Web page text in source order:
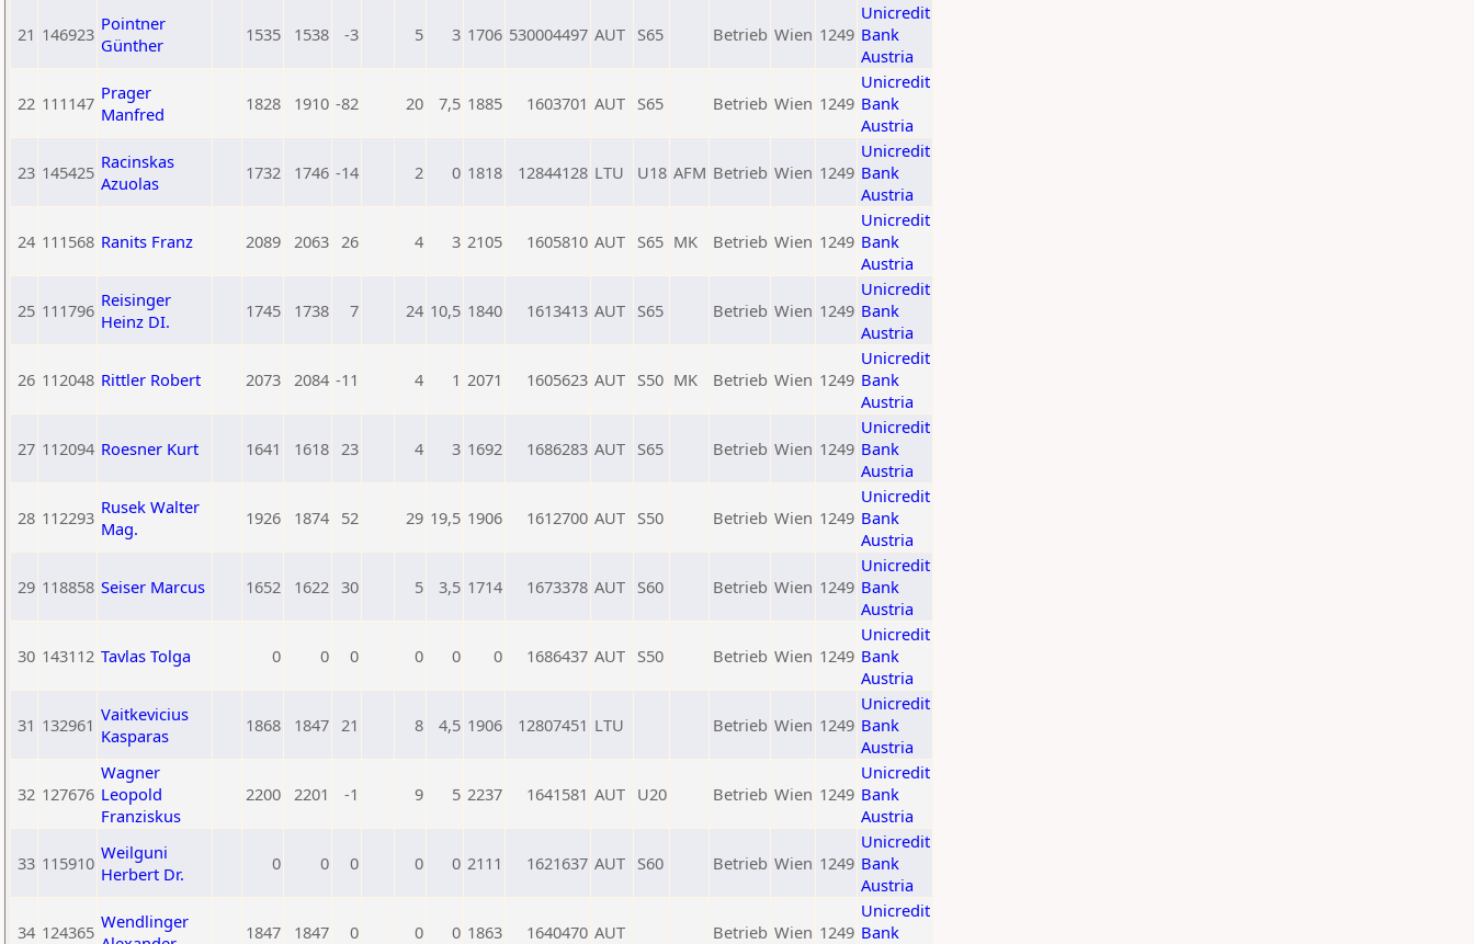
21 146923 Pointner
Günther
1535 1538 -3 5 3 1706 530004497 AUT S65 Betrieb Wien 1249
Unicredit
Bank
Austria
22 111147 Prager
Manfred
1828 1910 -82 20 7,5 1885 1603701 AUT S65 Betrieb Wien 1249
Unicredit
Bank
Austria
23 145425 Racinskas
Azuolas
1732 1746 -14 2 0 1818 12844128 LTU U18 AFM Betrieb Wien 1249
Unicredit
Bank
Austria
24 111568 Ranits Franz 2089 2063 26 4 3 2105 1605810 AUT S65 MK Betrieb Wien 1249
Unicredit
Bank
Austria
25 111796 Reisinger
Heinz DI.
1745 1738 7 24 10,5 1840 1613413 AUT S65 Betrieb Wien 1249
Unicredit
Bank
Austria
26 112048 Rittler Robert 2073 2084 -11 4 1 2071 1605623 AUT S50 MK Betrieb Wien 1249
Unicredit
Bank
Austria
27 112094 Roesner Kurt 1641 1618 23 4 3 1692 1686283 AUT S65 Betrieb Wien 1249
Unicredit
Bank
Austria
28 112293 Rusek Walter
Mag.
1926 1874 52 29 19,5 1906 1612700 AUT S50 Betrieb Wien 1249
Unicredit
Bank
Austria
29 118858 Seiser Marcus 1652 1622 30 5 3,5 1714 1673378 AUT S60 Betrieb Wien 1249
Unicredit
Bank
Austria
30 143112 Tavlas Tolga 0 0 0 0 0 0 1686437 AUT S50 Betrieb Wien 1249
Unicredit
Bank
Austria
31 132961 Vaitkevicius
Kasparas
1868 1847 21 8 4,5 1906 12807451 LTU Betrieb Wien 1249
Unicredit
Bank
Austria
32 127676
Wagner
Leopold
Franziskus
2200 2201 -1 9 5 2237 1641581 AUT U20 Betrieb Wien 1249
Unicredit
Bank
Austria
33 115910 Weilguni
Herbert Dr.
0 0 0 0 0 2111 1621637 AUT S60 Betrieb Wien 1249
Unicredit
Bank
Austria
34 124365 Wendlinger
1847 1847 0 0 0 1863 1640470 AUT Betrieb Wien 1249
Unicredit
Bank